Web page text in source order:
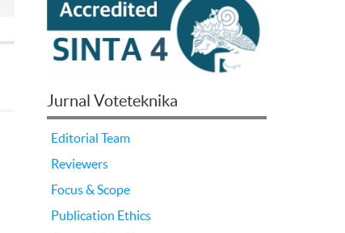
Jurnal Voteteknika
Editorial Team
Reviewers
Focus & Scope
Publication Ethics